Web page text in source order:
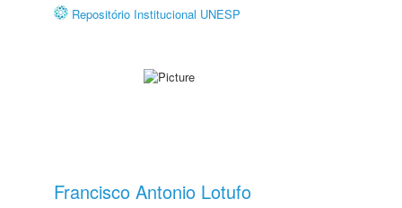
Repositório Institucional UNESP
Francisco Antonio Lotufo